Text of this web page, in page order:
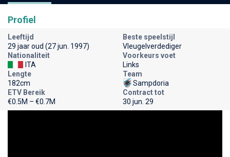
Profiel
Leeftijd
29 jaar oud (27 jun. 1997)
Beste speelstijl
Vleugelverdediger
Nationaliteit
ITA
Voorkeurs voet
Links
Lengte
182cm
Team
Sampdoria
ETV Bereik
€0.5M – €0.7M
Contract tot
30 jun. 29